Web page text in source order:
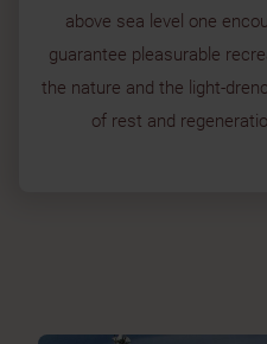
above sea level one
guarantee pleasurable
the nature and the light-
of rest and